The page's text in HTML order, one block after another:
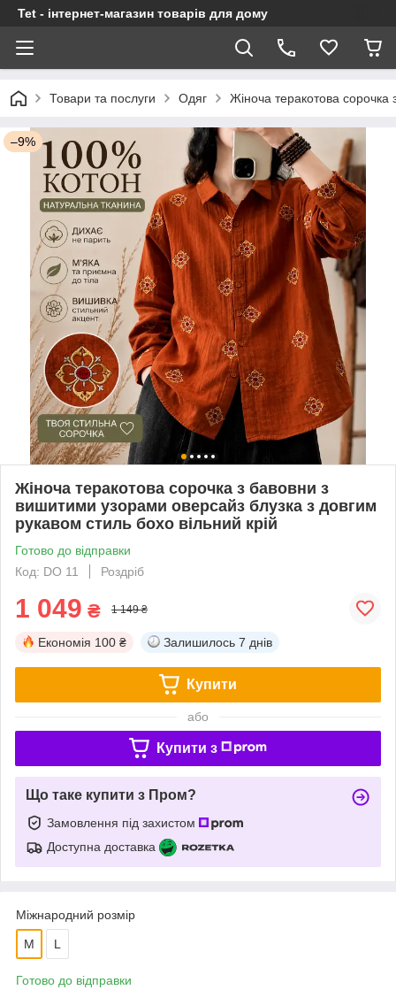
Tet - інтернет-магазин товарів для дому
Товари та послуги Одяг Жіноча теракотова сорочка
–9%
Жіноча теракотова сорочка з бавовни з
вишитими узорами оверсайз блузка з довгим
рукавом стиль бохо вільний крій
Готово до відправки
Код: DO 11
Роздріб
1 049 ₴ 1 149 ₴
Економія 100 ₴ Залишилось 7 днів
Купити
або
Купити з
Що таке купити з Пром?
Замовлення під захистом
Доступна доставка
Міжнародний розмір
M L
Готово до відправки